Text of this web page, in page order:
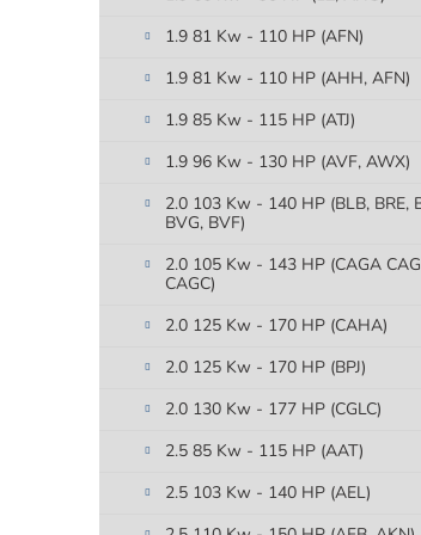
1.9 81 Kw - 110 HP (AFN)
1.9 81 Kw - 110 HP (AHH, AFN)
1.9 85 Kw - 115 HP (ATJ)
1.9 96 Kw - 130 HP (AVF, AWX)
2.0 103 Kw - 140 HP (BLB, BRE,
BVG, BVF)
2.0 105 Kw - 143 HP (CAGA
CAGC)
2.0 125 Kw - 170 HP (CAHA)
2.0 125 Kw - 170 HP (BPJ)
2.0 130 Kw - 177 HP (CGLC)
2.5 85 Kw - 115 HP (AAT)
2.5 103 Kw - 140 HP (AEL)